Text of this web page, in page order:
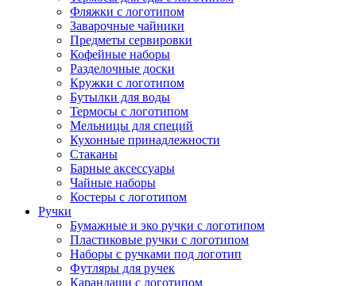
Фляжки с логотипом
Заварочные чайники
Предметы сервировки
Кофейные наборы
Разделочные доски
Кружки с логотипом
Бутылки для воды
Термосы с логотипом
Мельницы для специй
Кухонные принадлежности
Стаканы
Барные аксессуары
Чайные наборы
Костеры с логотипом
Ручки
Бумажные и эко ручки с логотипом
Пластиковые ручки с логотипом
Наборы с ручками под логотип
Футляры для ручек
Карандаши с логотипом